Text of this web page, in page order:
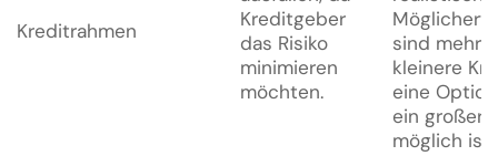
Kreditrahmen
Kreditgeber
das Risiko
minimieren
möchten.
sind
kleinere
eine
ein großer
möglich ist.